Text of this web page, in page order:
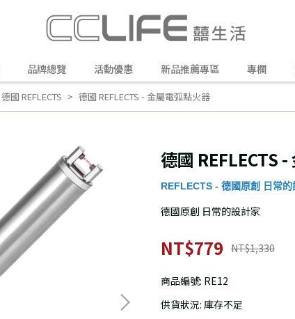
品牌總覽 活動優惠 新品推薦專區 專欄
德國 REFLECTS 德國 REFLECTS - 金屬電弧點火器
德國 REFLECTS
REFLECTS - 德國原創 日常的
德國原創 日常的設計家
NT$779 NT$1,330
商品編號: RE12
供貨狀況: 庫存不足